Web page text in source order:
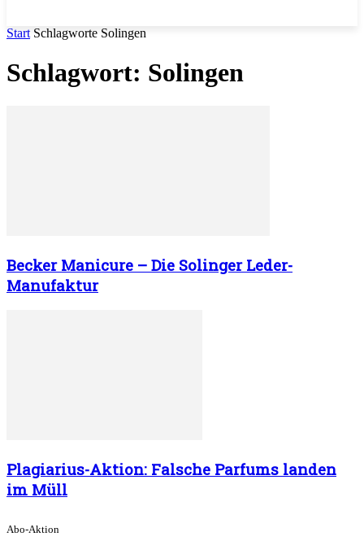
Start Schlagworte Solingen
Schlagwort: Solingen
Becker Manicure – Die Solinger Leder-
Manufaktur
Plagiarius-Aktion: Falsche Parfums landen
im Müll
Abo-Aktion